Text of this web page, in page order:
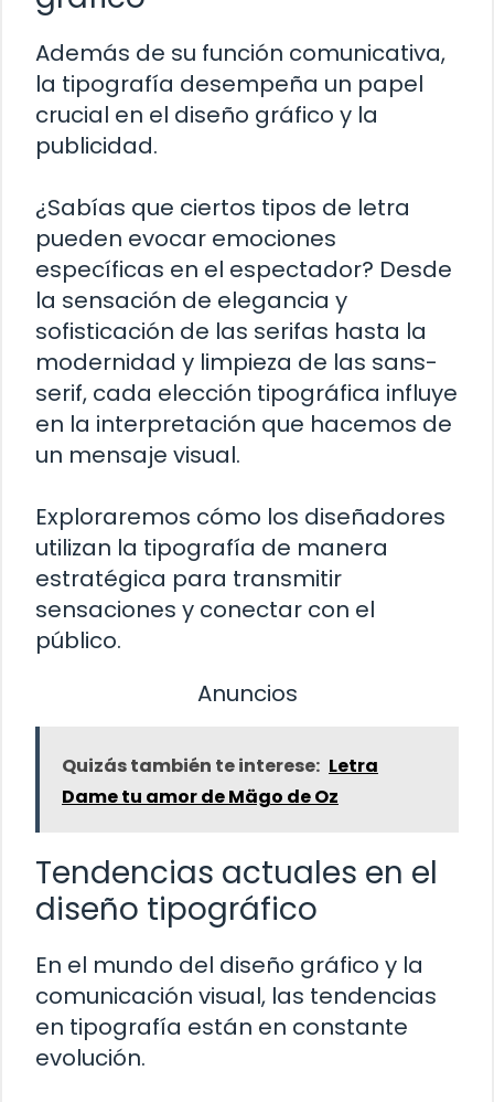
Además de su función comunicativa,
la tipografía desempeña un papel
crucial en el diseño gráfico y la
publicidad.
¿Sabías que ciertos tipos de letra
pueden evocar emociones
específicas en el espectador? Desde
la sensación de elegancia y
sofisticación de las serifas hasta la
modernidad y limpieza de las sans-
serif, cada elección tipográfica influye
en la interpretación que hacemos de
un mensaje visual.
Exploraremos cómo los diseñadores
utilizan la tipografía de manera
estratégica para transmitir
sensaciones y conectar con el
público.
Anuncios
Quizás también te interese: Letra
Dame tu amor de Mägo de Oz
Tendencias actuales en el
diseño tipográfico
En el mundo del diseño gráfico y la
comunicación visual, las tendencias
en tipografía están en constante
evolución.